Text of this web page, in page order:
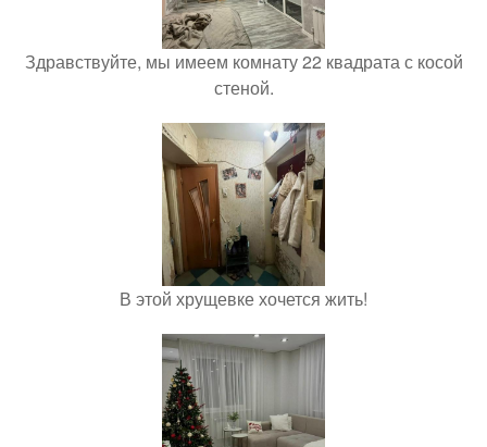
Здравствуйте, мы имеем комнату 22 квадрата с косой
стеной.
В этой хрущевке хочется жить!